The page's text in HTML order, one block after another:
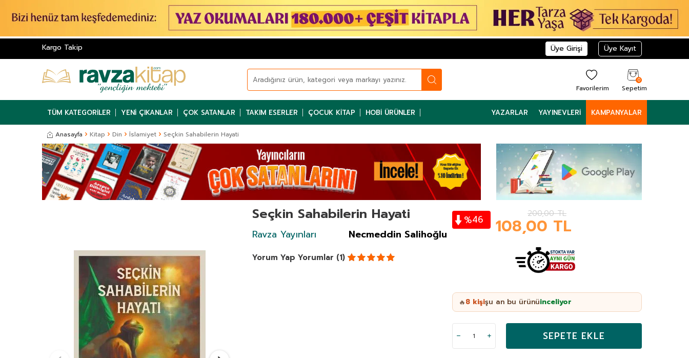
Kargo Takip Üye Girişi Üye Kayıt
Favorilerim
0
Sepetim
TÜM KATEGORILER YENI ÇIKANLAR ÇOK SATANLAR TAKIM ESERLER ÇOCUK KITAP HOBI ÜRÜNLER YAZARLAR YAYINEVLERI KAMPANYALAR
Anasayfa Kitap Din İslamiyet Seçkin Sahabilerin Hayati
Seçkin Sahabilerin Hayati
Ravza Yayınları Necmeddin Salihoğlu
Yorum Yap Yorumlar (1)
%46 200,00TL
108,00 TL
🔥8 kişişu an bu ürünüinceliyor
SEPETE EKLE